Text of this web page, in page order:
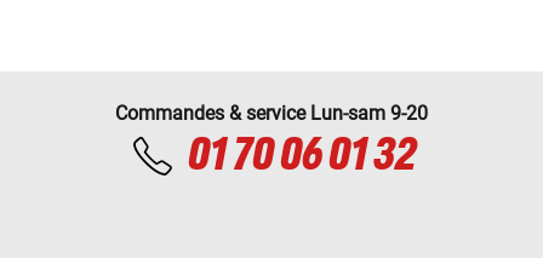
Commandes & service Lun-sam 9-20
01 70 06 01 32